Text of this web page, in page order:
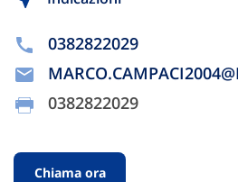
0382822029
0382822029
Chiama ora